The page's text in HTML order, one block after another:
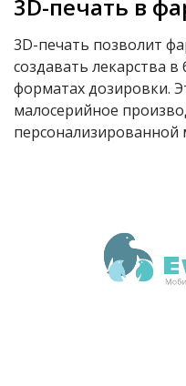
3D-печать в
3D-печать позволит
создавать лекарства
форматах дозировки.
малосерийное
персонализированной